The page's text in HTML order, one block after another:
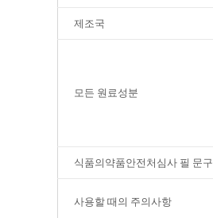
제조국
모든 원료성분
식품의약품안전처심사 필 문구
사용할 때의 주의사항